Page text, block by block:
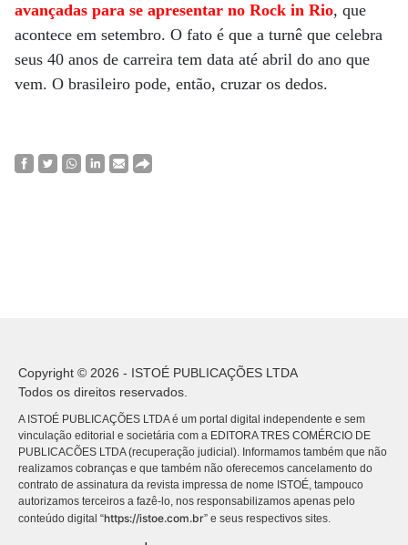
avançadas para se apresentar no Rock in Rio, que
acontece em setembro. O fato é que a turnê que celebra
seus 40 anos de carreira tem data até abril do ano que
vem. O brasileiro pode, então, cruzar os dedos.
Copyright © 2026 - ISTOÉ PUBLICAÇÕES LTDA
Todos os direitos reservados.
A ISTOÉ PUBLICAÇÕES LTDA é um portal digital independente e sem
vinculação editorial e societária com a EDITORA TRES COMÉRCIO DE
PUBLICACÕES LTDA (recuperação judicial). Informamos também que não
realizamos cobranças e que também não oferecemos cancelamento do
contrato de assinatura da revista impressa de nome ISTOÉ, tampouco
autorizamos terceiros a fazê-lo, nos responsabilizamos apenas pelo
conteúdo digital “https://istoe.com.br” e seus respectivos sites.